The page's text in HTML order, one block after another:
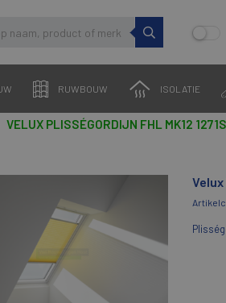
RUWBOUW ISOLATIE
VELUX PLISSÉGORDIJN FHL MK12 1271S
Velux